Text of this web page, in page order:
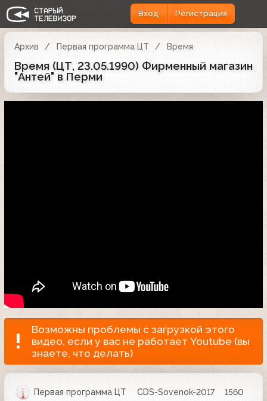
Вход Регистрация
Архив Первая программа ЦТ Время
Время (ЦТ, 23.05.1990) Фирменный магазин
"Антей" в Перми
Возможны проблемы с загрузкой этого
видео, если у вас не работает Youtube (вы
знаете, что делать)
Первая программа ЦТ CDS-Sovenok-2017
1560